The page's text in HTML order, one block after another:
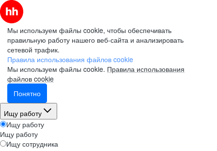
Мы используем файлы cookie, чтобы обеспечивать
правильную работу нашего веб-сайта и анализировать
сетевой трафик.
Правила использования файлов cookie
Мы используем файлы cookie. Правила использования
файлов cookie
Понятно
Ищу работу
Ищу работу
Ищу работу
Ищу сотрудника